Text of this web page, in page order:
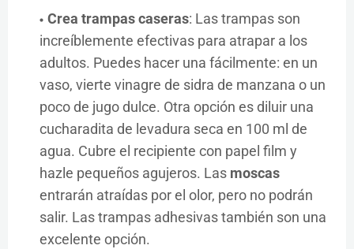
Crea trampas caseras: Las trampas son
increíblemente efectivas para atrapar a los
adultos. Puedes hacer una fácilmente: en un
vaso, vierte vinagre de sidra de manzana o un
poco de jugo dulce. Otra opción es diluir una
cucharadita de levadura seca en 100 ml de
agua. Cubre el recipiente con papel film y
hazle pequeños agujeros. Las moscas
entrarán atraídas por el olor, pero no podrán
salir. Las trampas adhesivas también son una
excelente opción.